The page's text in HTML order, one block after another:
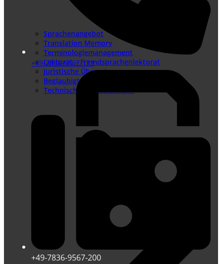
Sprachenangebot
Translation Memory
Terminologiemanagement
Lektorat – Fremdsprachenlektorat
Juristische Übersetzungen
Beglaubigte Übersetzungen
Technische Übersetzungen
+49-7836-9567-123
+49-7836-9567-200